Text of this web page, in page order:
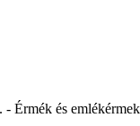
Érmék és